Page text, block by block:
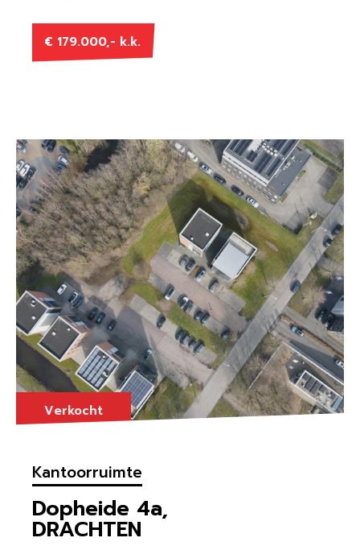
€ 179.000,- k.k.
Verkocht
Kantoorruimte
Dopheide 4a,
DRACHTEN